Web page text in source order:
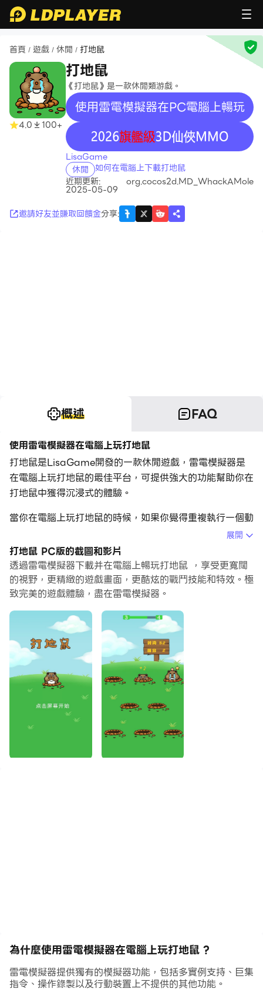
首頁 / 遊戲 / 休閒 / 打地鼠
4.0 100+
打地鼠
《打地鼠》是一款休閒類游戲。
使用雷電模擬器在PC電腦上暢玩
recommend
LisaGame
休閒 如何在電腦上下載打地鼠
近期更新:
2025-05-09
org.cocos2d.MD_WhackAMole
邀請好友並賺取回饋金分享:
概述 FAQ
使用雷電模擬器在電腦上玩打地鼠
打地鼠是LisaGame開發的一款休閒遊戲，雷電模擬器是
在電腦上玩打地鼠的最佳平台，可提供強大的功能幫助你在
打地鼠中獲得沉浸式的體驗。
當你在電腦上玩打地鼠的時候，如果你覺得重複執行一個動
作或任務很費時間很無聊，別擔心，巨集指令功能可以幫你
解決你的煩惱！你只需要點擊螢幕記錄功能來記錄你的操
作，然後把它留給巨集指令來解決。巨集指令功能完全自動
化您的操作，讓您以最少的努力輕鬆贏得遊戲！！現在就開
始在電腦上下載和玩打地鼠吧！
《打地鼠》是一款休閒類游戲，玩家可以帶著放鬆的心情來
玩法：玩家點擊屏幕打地鼠，根據打到地鼠的數量得分。
這款遊戲簡單有趣，面向每一個智能手機用戶，不需要任何
遊戲經驗都可以上手玩。簡單的規則，持續的挑戰讓每一位
玩家在遊戲中都能刷新自己並獲得成就感。
展開
打地鼠 PC版的截圖和影片
透過雷電模擬器下載并在電腦上暢玩打地鼠 ，享受更寬闊
的視野，更精緻的遊戲畫面，更酷炫的戰鬥技能和特效。極
致完美的遊戲體驗，盡在雷電模擬器。
為什麼使用雷電模擬器在電腦上玩打地鼠 ?
雷電模擬器提供獨有的模擬器功能，包括多實例支持、巨集
指令、操作錄製以及行動裝置上不提供的其他功能。